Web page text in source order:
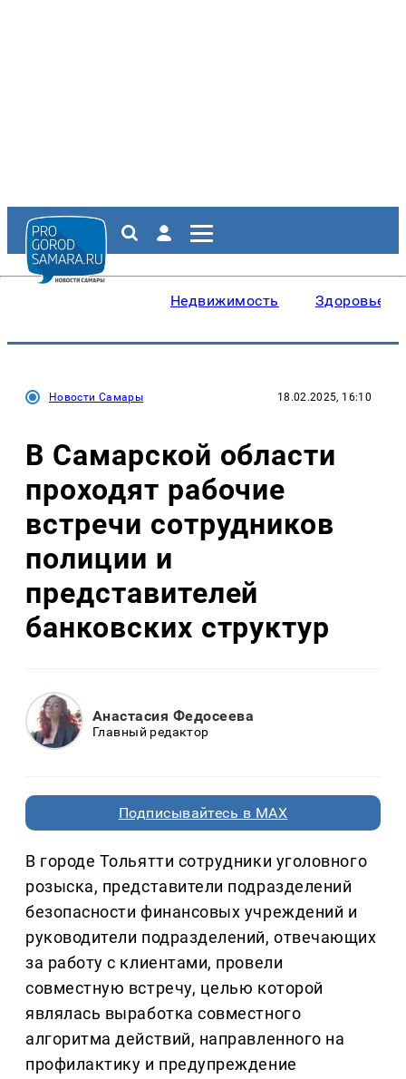
Недвижимость Здоровье
Новости Самары 18.02.2025, 16:10
В Самарской области
проходят рабочие
встречи сотрудников
полиции и
представителей
банковских структур
Анастасия Федосеева
Главный редактор
Подписывайтесь в MAX
В городе Тольятти сотрудники уголовного
розыска, представители подразделений
безопасности финансовых учреждений и
руководители подразделений, отвечающих
за работу с клиентами, провели
совместную встречу, целью которой
являлась выработка совместного
алгоритма действий, направленного на
профилактику и предупреждение